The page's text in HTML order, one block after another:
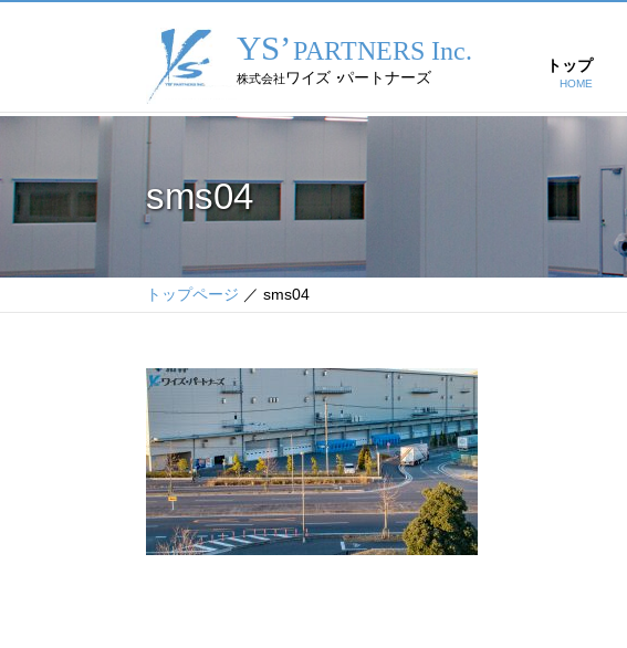
トップ
HOME
sms04
トップページ ／ sms04